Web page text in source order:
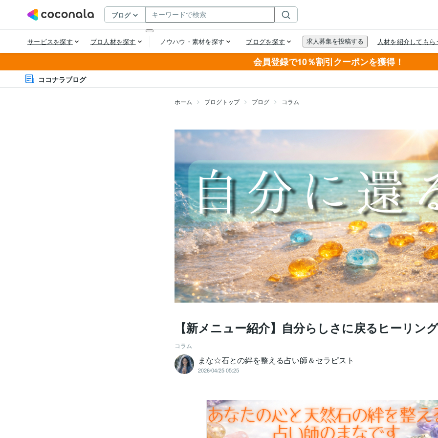
会員登録で10％割引クーポンを獲得！
ココナラブログ
ホーム ブログトップ ブログ コラム
【新メニュー紹介】自分らしさに戻るヒーリング
コラム
まな☆石との絆を整える占い師＆セラピスト
2026/04/25 05:25